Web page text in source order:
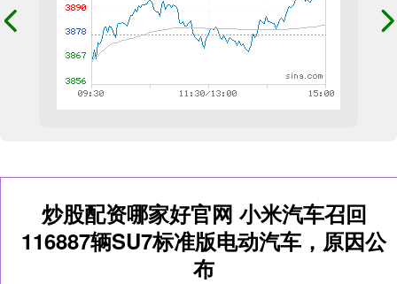
炒股配资哪家好官网 小米汽车召回
116887辆SU7标准版电动汽车，原因公
布